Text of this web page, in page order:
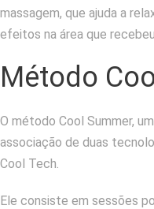
massagem, que ajuda a
efeitos na área que
Método
O método Cool Summer,
associação de duas
Cool Tech.
Ele consiste em sessões